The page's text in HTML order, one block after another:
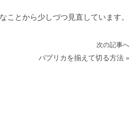
ことから少しづつ見直しています。
次の記事へ
パプリカを揃えて切る方法 »